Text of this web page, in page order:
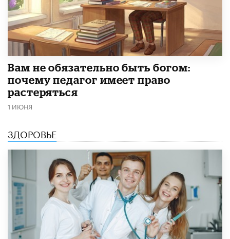
​Вам не обязательно быть богом:
почему педагог имеет право
растеряться
1 ИЮНЯ
ЗДОРОВЬЕ